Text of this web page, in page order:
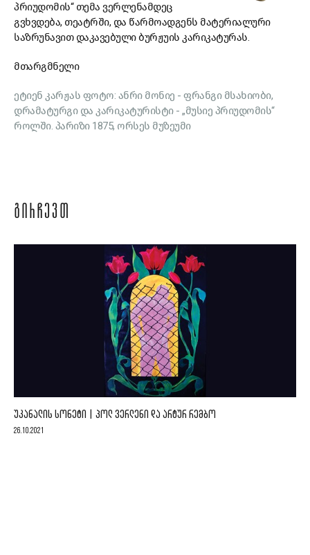
პრიუდომის“ თემა ვერლენამდეც
გვხვდება, თეატრში, და წარმოადგენს მატერიალური
საზრუნავით დაკავებული ბურჟუის კარიკატურას.
მთარგმნელი
ეტიენ კარჟას ფოტო: ანრი მონიე - ფრანგი მსახიობი,
დრამატურგი და კარიკატურისტი - „მუსიე პრიუდომის“
როლში. პარიზი 1875, ორსეს მუზეუმი
ᲒᲘᲠᲩᲔᲕᲗ
ᲣᲙᲐᲜᲐᲚᲘᲡ ᲡᲝᲜᲔᲢᲘ | ᲞᲝᲚ ᲕᲔᲠᲚᲔᲜᲘ ᲓᲐ ᲐᲠᲢᲣᲠ ᲠᲔᲛᲑᲝ
26.10.2021